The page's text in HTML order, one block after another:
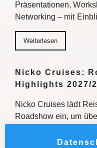
Präsentationen,
Networking – mit
Weiterlesen
Nicko Cruises:
Highlights 2027/
Nicko Cruises lädt
Roadshow ein, um
Verkaufstipps,